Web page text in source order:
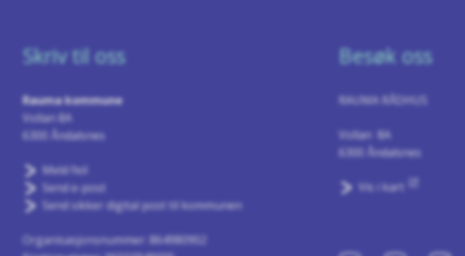
Skriv til oss
Rauma kommune
Vollan 8A
6300 Åndalsnes
Meld feil
Send e-post
Send sikker digital post til kommunen
Organisasjonsnummer: 864980902
Besøk oss
RAUMA RÅDHUS
Vollan 8A
6300 Åndalsnes
Vis i kart